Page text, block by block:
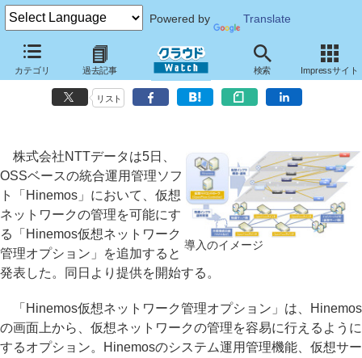
Powered by Translate
カテゴリ 過去記事 検索 Impressサイト
NTTデータ、OSSの統合運用管理ソフト「Hinemos」向けの
OpenFlow対応オプション
リスト
導入のイメージ
株式会社NTTデータは5日、
OSSベースの統合運用管理ソフ
ト「Hinemos」において、仮想
ネットワークの管理を可能にす
る「Hinemos仮想ネットワーク
管理オプション」を追加すると
発表した。同日より提供を開始する。
「Hinemos仮想ネットワーク管理オプション」は、Hinemos
の画面上から、仮想ネットワークの管理を容易に行えるように
するオプション。Hinemosのシステム運用管理機能、仮想サー